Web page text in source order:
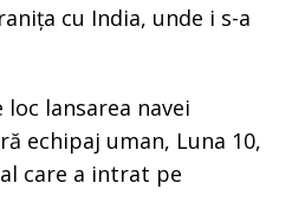
cu India, unde i s-a
loc lansarea navei
echipaj uman, Luna 10,
care a intrat pe